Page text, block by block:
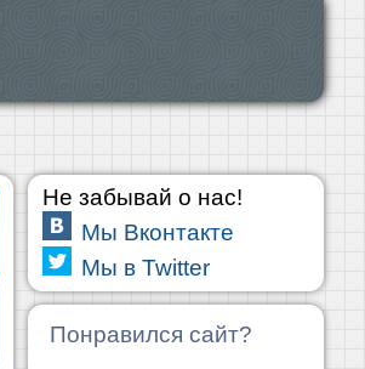
Не забывай о нас!
Мы Вконтакте
Мы в Twitter
Понравился сайт?